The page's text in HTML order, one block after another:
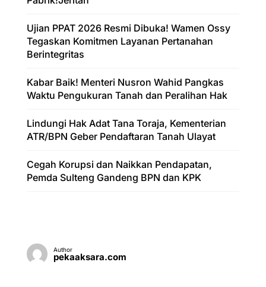
Ujian PPAT 2026 Resmi Dibuka! Wamen Ossy
Tegaskan Komitmen Layanan Pertanahan
Berintegritas
Kabar Baik! Menteri Nusron Wahid Pangkas
Waktu Pengukuran Tanah dan Peralihan Hak
Lindungi Hak Adat Tana Toraja, Kementerian
ATR/BPN Geber Pendaftaran Tanah Ulayat
Cegah Korupsi dan Naikkan Pendapatan,
Pemda Sulteng Gandeng BPN dan KPK
Author
pekaaksara.com